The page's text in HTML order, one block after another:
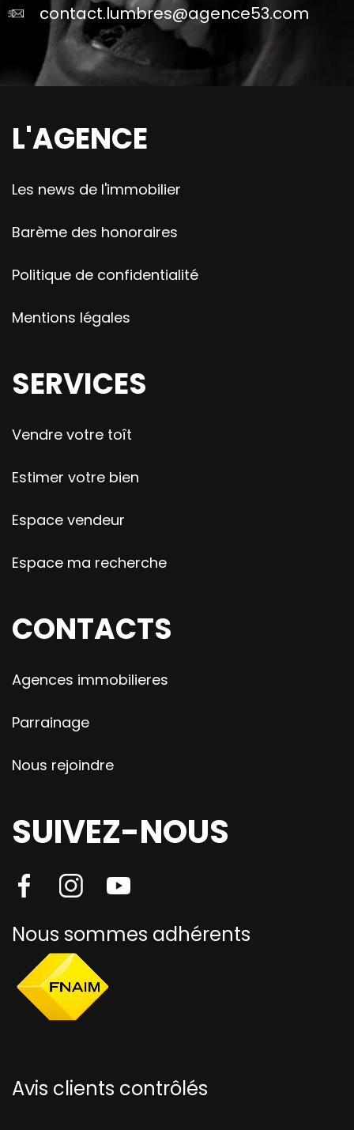
contact.lumbres@agence53.com
L'AGENCE
Les news de l'immobilier
Barème des honoraires
Politique de confidentialité
Mentions légales
SERVICES
Vendre votre toît
Estimer votre bien
Espace vendeur
Espace ma recherche
CONTACTS
Agences immobilieres
Parrainage
Nous rejoindre
SUIVEZ-NOUS
Nous sommes adhérents
Avis clients contrôlés